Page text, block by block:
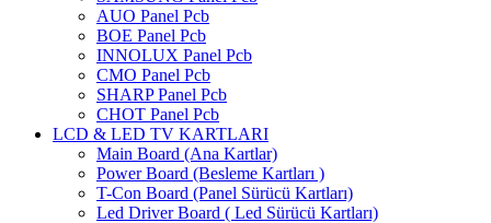
AUO Panel Pcb
BOE Panel Pcb
INNOLUX Panel Pcb
CMO Panel Pcb
SHARP Panel Pcb
CHOT Panel Pcb
LCD & LED TV KARTLARI
Main Board (Ana Kartlar)
Power Board (Besleme Kartları )
T-Con Board (Panel Sürücü Kartları)
Led Driver Board ( Led Sürücü Kartları)